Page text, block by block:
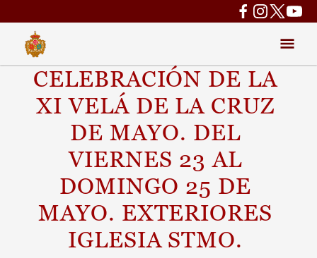
CELEBRACIÓN DE LA
XI VELÁ DE LA CRUZ
DE MAYO. DEL
VIERNES 23 AL
DOMINGO 25 DE
MAYO. EXTERIORES
IGLESIA STMO.